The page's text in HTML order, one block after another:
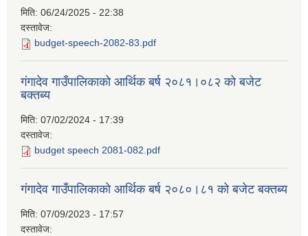
मिति: 06/24/2025 - 22:38
दस्तावेज:
budget-speech-2082-83.pdf
गंगादेव गाउँपालिकाको आर्थिक बर्ष २०८१।०८२ को बजेट
बक्तब्य
मिति: 07/02/2024 - 17:39
दस्तावेज:
budget speech 2081-082.pdf
गंगादेव गाउँपालिकाको आर्थिक बर्ष २०८०।८१ को बजेट बक्तब्य
मिति: 07/09/2023 - 17:57
दस्तावेज: